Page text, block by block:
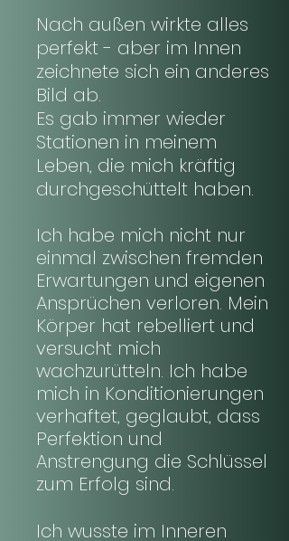
Nach außen wirkte alles
perfekt - aber im Innen
zeichnete sich ein anderes
Bild ab.
Es gab immer wieder
Stationen in meinem
Leben, die mich kräftig
durchgeschüttelt haben.
Ich habe mich nicht nur
einmal zwischen fremden
Erwartungen und eigenen
Ansprüchen verloren. Mein
Körper hat rebelliert und
versucht mich
wachzurütteln. Ich habe
mich in Konditionierungen
verhaftet, geglaubt, dass
Perfektion und
Anstrengung die Schlüssel
zum Erfolg sind.
Ich wusste im Inneren